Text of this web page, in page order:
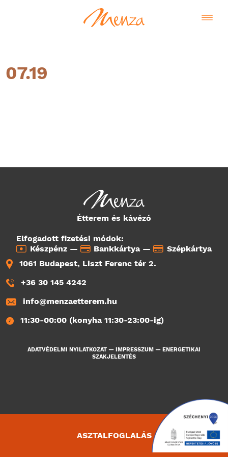
07.19
Étterem és kávézó
Elfogadott fizetési módok:
Készpénz —
Bankkártya —
Szépkártya
1061 Budapest, Liszt Ferenc tér 2.
+36 30 145 4242
info@menzaetterem.hu
11:30-00:00 (konyha 11:30-23:00-ig)
ADATVÉDELMI NYILATKOZAT — IMPRESSZUM — ENERGETIKAI
SZAKJELENTÉS
ASZTALFOGLALÁS